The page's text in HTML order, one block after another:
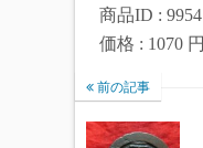
商品ID : 9954
価格 : 1070 円
前の記事